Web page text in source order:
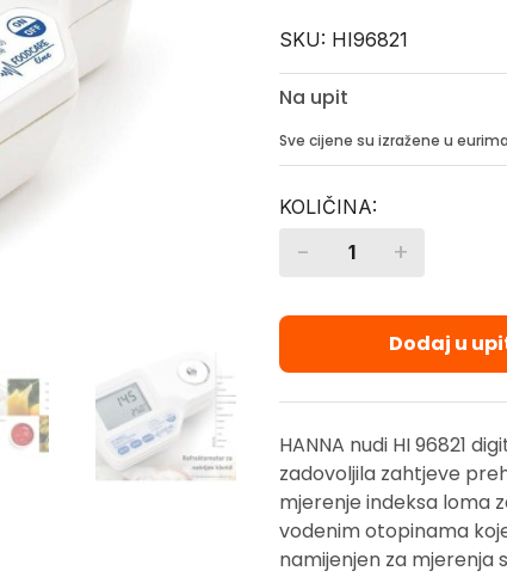
SKU: HI96821
Na upit
Sve cijene su izražene u
Quantity
- +
Dodaj u
HANNA nudi HI 96821
zadovoljila zahtjeve
mjerenje indeksa loma
vodenim otopinama
namijenjen za mjerenja